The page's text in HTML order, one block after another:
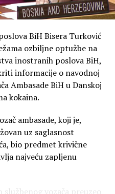
BiH Bisera Turković
ozbiljne optužbe na
inostranih poslova BiH,
informacije o navodnoj
Ambasade BiH u Danskoj
kokaina.
ambasade, koji je,
uz saglasnost
bio predmet krivične
najveću zapljenu
vozača preuzeo